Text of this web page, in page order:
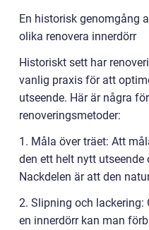
En historisk genomgång
olika renovera innerdörr
Historiskt sett har
vanlig praxis för att
utseende. Här är några
renoveringsmetoder:
1. Måla över träet: Att
den ett helt nytt
Nackdelen är att den
2. Slipning och lackering:
en innerdörr kan man